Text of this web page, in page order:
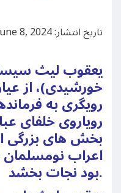
تاریخ انتشار: June 8, 2024
خورشیدی)، از
رویگری به
رویاروی خلفای
بخش های بزرگی
اعراب
بود نجات بخشد.